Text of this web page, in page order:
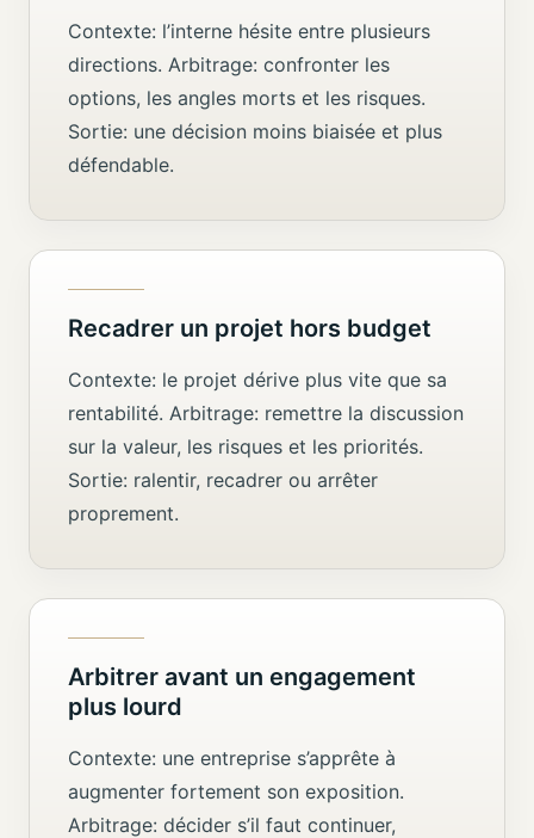
Contexte: l’interne hésite entre plusieurs
directions. Arbitrage: confronter les
options, les angles morts et les risques.
Sortie: une décision moins biaisée et plus
défendable.
Recadrer un projet hors budget
Contexte: le projet dérive plus vite que sa
rentabilité. Arbitrage: remettre la discussion
sur la valeur, les risques et les priorités.
Sortie: ralentir, recadrer ou arrêter
proprement.
Arbitrer avant un engagement
plus lourd
Contexte: une entreprise s’apprête à
augmenter fortement son exposition.
Arbitrage: décider s’il faut continuer,